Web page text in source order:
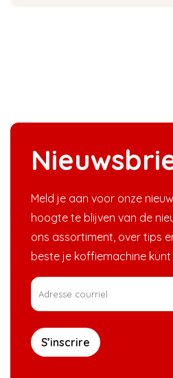
Meld je aan voor onze
hoogte te blijven van de
ons assortiment, over tips
beste je koffiemachine kunt
S’inscrire